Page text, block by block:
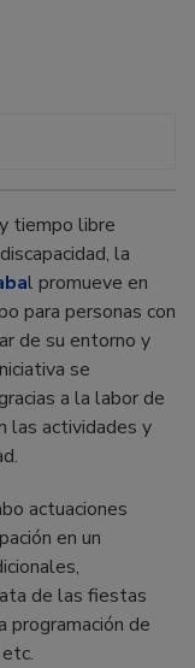
tiempo libre
la
l promueve en
para personas con
de su entorno y
se
a la labor de
las actividades y
actuaciones
en un
de las fiestas
programación de